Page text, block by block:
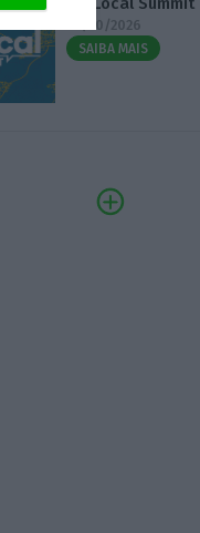
07/10/2026
SAIBA MAIS